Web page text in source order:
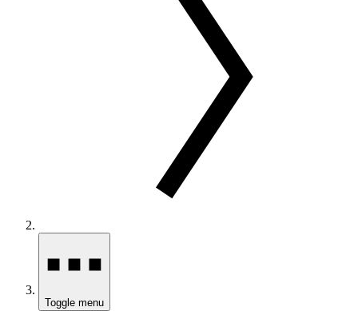
Toggle menu